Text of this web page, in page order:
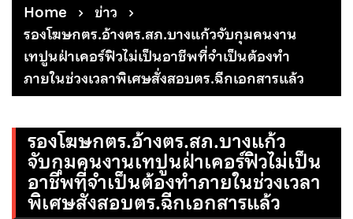
Home
ข่าว
รองโฆษกตร.อ้างตร.สภ.บางแก้วจับกุมคนงาน
เทปูนฝ่าเคอร์ฟิวไม่เป็นอาชีพที่จำเป็นต้องทำ
ภายในช่วงเวลาพิเศษสั่งสอบตร.ฉีกเอกสารแล้ว
รองโฆษกตร.อ้างตร.สภ.บางแก้ว
จับกุมคนงานเทปูนฝ่าเคอร์ฟิวไม่เป็น
อาชีพที่จำเป็นต้องทำภายในช่วงเวลา
พิเศษสั่งสอบตร.ฉีกเอกสารแล้ว